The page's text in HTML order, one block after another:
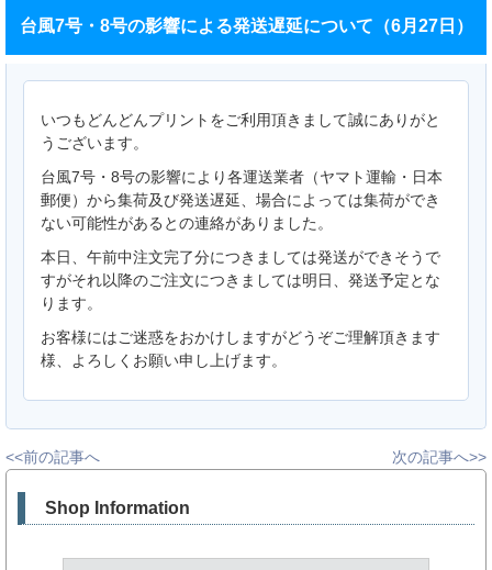
台風7号・8号の影響による発送遅延について（6月27日）
いつもどんどんプリントをご利用頂きまして誠にありがと
うございます。
台風7号・8号の影響により各運送業者（ヤマト運輸・日本
郵便）から集荷及び発送遅延、場合によっては集荷ができ
ない可能性があるとの連絡がありました。
本日、午前中注文完了分につきましては発送ができそうで
すがそれ以降のご注文につきましては明日、発送予定とな
ります。
お客様にはご迷惑をおかけしますがどうぞご理解頂きます
様、よろしくお願い申し上げます。
<<前の記事へ 次の記事へ>>
Shop Information